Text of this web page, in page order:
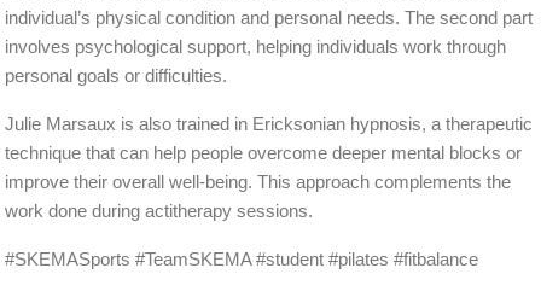
individual’s physical condition and personal needs. The second part
involves psychological support, helping individuals work through
personal goals or difficulties.
Julie Marsaux is also trained in Ericksonian hypnosis, a therapeutic
technique that can help people overcome deeper mental blocks or
improve their overall well-being. This approach complements the
work done during actitherapy sessions.
#SKEMASports #TeamSKEMA #student #pilates #fitbalance